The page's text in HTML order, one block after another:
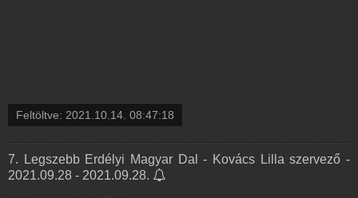
Feltöltve: 2021.10.14. 08:47:18
7. Legszebb Erdélyi Magyar Dal - Kovács Lilla szervező -
2021.09.28 - 2021.09.28.